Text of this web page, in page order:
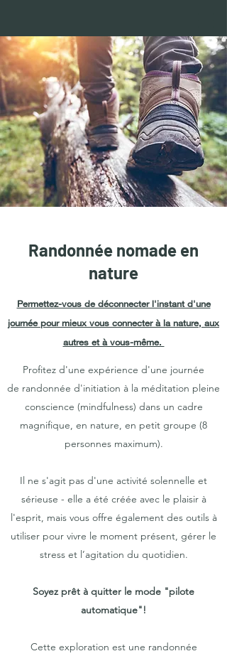
Randonnée nomade en
nature
Permettez-vous de déconnecter l'instant d'une
journée pour mieux vous connecter à la nature, aux
autres et à vous-même.
Profitez d'une expérience d'une journée
de randonnée d'initiation à la méditation pleine
conscience (mindfulness) dans un cadre
magnifique, en nature, en petit groupe (8
personnes maximum).
Il ne s'agit pas d'une activité solennelle et
sérieuse - elle a été créée avec le plaisir à
l'esprit, mais vous offre également des outils à
utiliser pour vivre le moment présent, gérer le
stress et l’agitation du quotidien.
Soyez prêt à quitter le mode "pilote
automatique"!
Cette exploration est une randonnée